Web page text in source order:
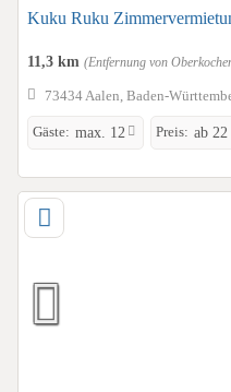
Kuku Ruku
11,3 km (Entfernung von
73434 Aalen, Baden-
Gäste: max. 12 Preis: ab